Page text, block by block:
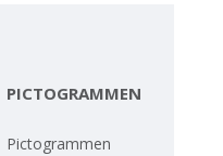
PICTOGRAMMEN
Pictogrammen